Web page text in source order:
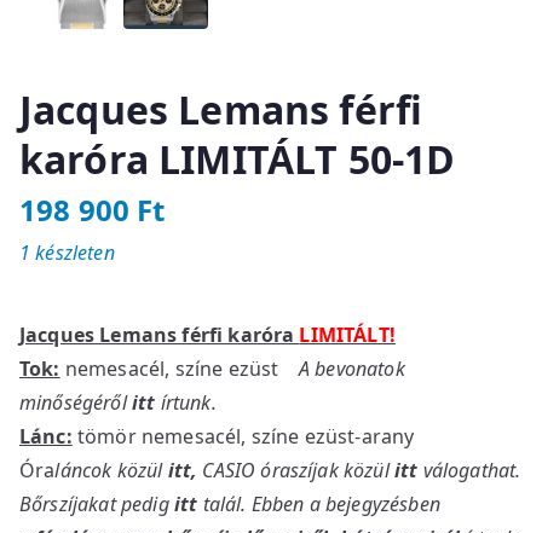
Jacques Lemans férfi
karóra LIMITÁLT 50-1D
198 900 Ft
Jacques Lemans férfi karóra LIMITÁLT!
Tok: nemesacél, színe ezüstA bevonatok
minőségérőlitt írtunk.
Lánc: tömör nemesacél, színe ezüst-arany
Óraláncok közülitt, CASIO óraszíjak közülitt válogathat.
Bőrszíjakat pedigitt talál. Ebben a bejegyzésben
1 készleten